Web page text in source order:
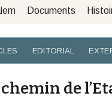
Documents
EDITORIAL
de